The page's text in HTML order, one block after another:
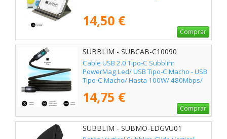
14,50 €
Comprar
SUBBLIM - SUBCAB-C10090
Cable USB 2.0 Tipo-C Subblim
PowerMag Led/ USB Tipo-C Macho - USB
Tipo-C Macho/ Hasta 100W/ 480Mbps/
14,75 €
Comprar
SUBBLIM - SUBMO-EDGVU01